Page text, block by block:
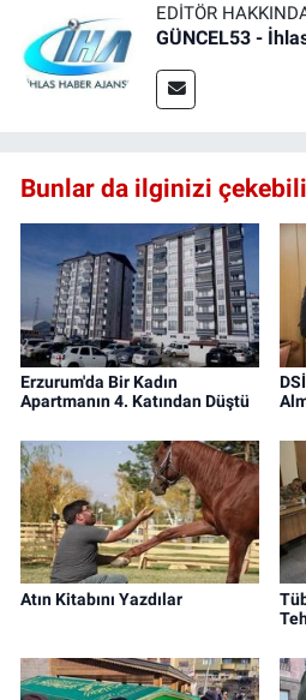
EDITÖR
GÜNCEL53 -
Bunlar da ilginizi
Erzurum'da Bir Kadın
Apartmanın 4. Katından Düştü
Atın Kitabını Yazdılar